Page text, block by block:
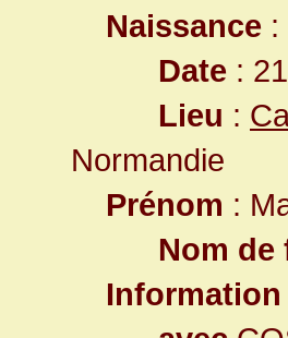
Naissance :
Date :
Lieu :
Normandie
Prénom :
Nom de